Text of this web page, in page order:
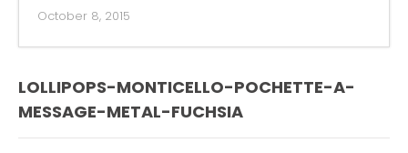
October 8, 2015
LOLLIPOPS-MONTICELLO-POCHETTE-A-
MESSAGE-METAL-FUCHSIA